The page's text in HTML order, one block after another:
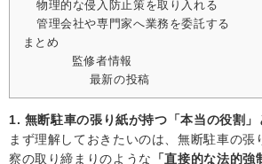
物理的な侵入防止策を取り入れる
管理会社や専門家へ業務を委託する
まとめ
監修者情報
最新の投稿
1. 無断駐車の張り紙が持つ「本当の役割」
まず理解しておきたいのは、無断駐車の張
察の取り締まりのような
「直接的な法的強